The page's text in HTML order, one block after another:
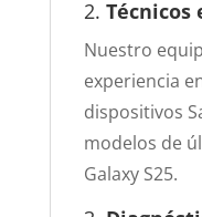
2. Técnicos
Nuestro
experiencia
dispositivos
modelos de
Galaxy S25.